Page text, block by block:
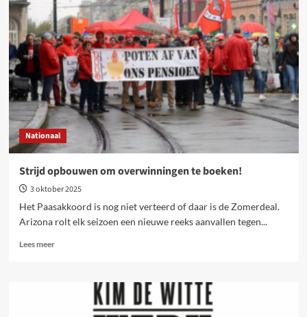
traditie
van
‘antifa’
in
België
Nationaal
Strijd opbouwen om overwinningen te boeken!
3 oktober 2025
Het Paasakkoord is nog niet verteerd of daar is de Zomerdeal.
Arizona rolt elk seizoen een nieuwe reeks aanvallen tegen...
Lees meerLees